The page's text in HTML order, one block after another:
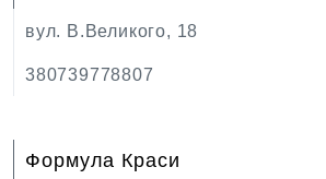
вул. В.Великого, 18
380739778807
Формула Краси